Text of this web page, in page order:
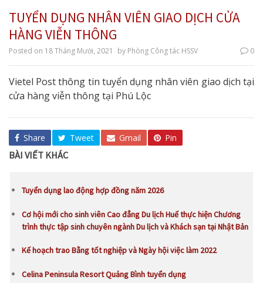
TUYỂN DỤNG NHÂN VIÊN GIAO DỊCH CỬA
HÀNG VIỄN THÔNG
Posted on 18 Tháng Mười, 2021 by Phòng Công tác HSSV 0
Vietel Post thông tin tuyển dụng nhân viên giao dịch tại
cửa hàng viễn thông tại Phú Lộc
Share Tweet Gmail Pin
BÀI VIẾT KHÁC
Tuyển dụng lao động hợp đồng năm 2026
Cơ hội mới cho sinh viên Cao đẳng Du lịch Huế thực hiện Chương
trình thực tập sinh chuyên ngành Du lịch và Khách sạn tại Nhật Bản
Kế hoạch trao Bằng tốt nghiệp và Ngày hội việc làm 2022
Celina Peninsula Resort Quảng Bình tuyển dụng